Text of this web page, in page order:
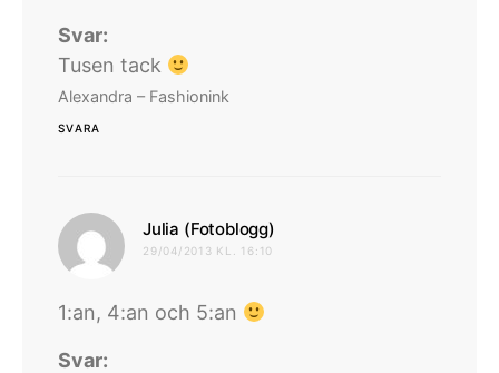
Svar:
Tusen tack
Alexandra – Fashionink
SVARA
Julia (Fotoblogg)
29/04/2013 KL. 16:10
1:an, 4:an och 5:an
Svar: